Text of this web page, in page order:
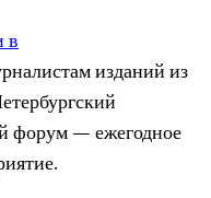
в
изданий из
форум — ежегодное